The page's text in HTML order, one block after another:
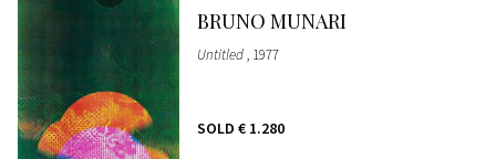
BRUNO MUNARI
Untitled, 1977
SOLD € 1.280